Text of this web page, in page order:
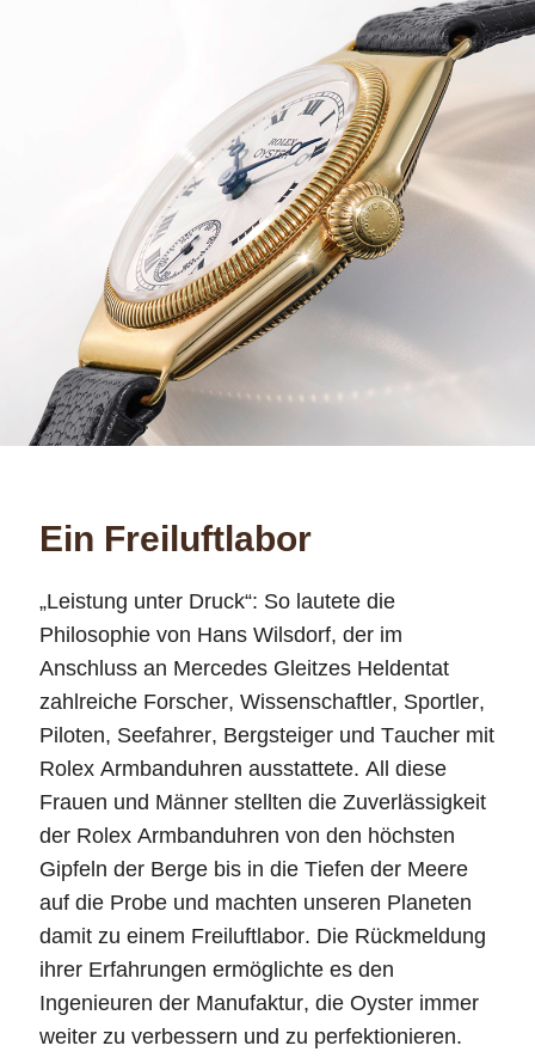
Ein Freiluftlabor
„Leistung unter Druck“: So lautete die
Philosophie von Hans Wilsdorf, der im
Anschluss an Mercedes Gleitzes Heldentat
zahlreiche Forscher, Wissenschaftler, Sportler,
Piloten, Seefahrer, Bergsteiger und Taucher mit
Rolex Armbanduhren ausstattete. All diese
Frauen und Männer stellten die Zuverlässigkeit
der Rolex Armbanduhren von den höchsten
Gipfeln der Berge bis in die Tiefen der Meere
auf die Probe und machten unseren Planeten
damit zu einem Freiluftlabor. Die Rückmeldung
ihrer Erfahrungen ermöglichte es den
Ingenieuren der Manufaktur, die Oyster immer
weiter zu verbessern und zu perfektionieren.